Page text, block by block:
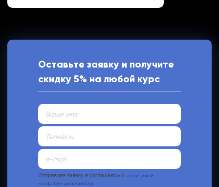
Оставьте заявку и получите
скидку 5% на любой курс
Отправляя заявку я соглашаюсь с политикой
конфиденциальности